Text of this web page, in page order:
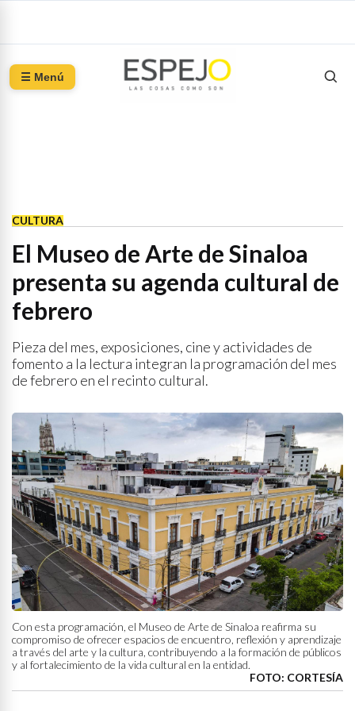
☰ Menú
CULTURA
El Museo de Arte de Sinaloa
presenta su agenda cultural de
febrero
Pieza del mes, exposiciones, cine y actividades de
fomento a la lectura integran la programación del mes
de febrero en el recinto cultural.
Con esta programación, el Museo de Arte de Sinaloa reafirma su
compromiso de ofrecer espacios de encuentro, reflexión y aprendizaje
a través del arte y la cultura, contribuyendo a la formación de públicos
y al fortalecimiento de la vida cultural en la entidad.
FOTO: CORTESÍA